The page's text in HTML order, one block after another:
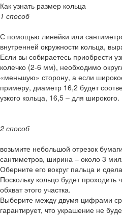
Как узнать размер кольца
1 способ
С помощью линейки или
внутренней окружности кольца,
Если вы собираетесь приобрести
колечко (2-6 мм), необходимо
«меньшую» сторону, а если
примеру, диаметр 16,2 будет
узкого кольца, 16,5 – для широкого.
2 способ
возьмите небольшой отрезок
сантиметров, ширина – около 3
Оберните его вокруг пальца и
Поскольку кольцо будет проходить
обхват этого участка.
Выберите между двумя цифрами
гарантирует, что украшение не